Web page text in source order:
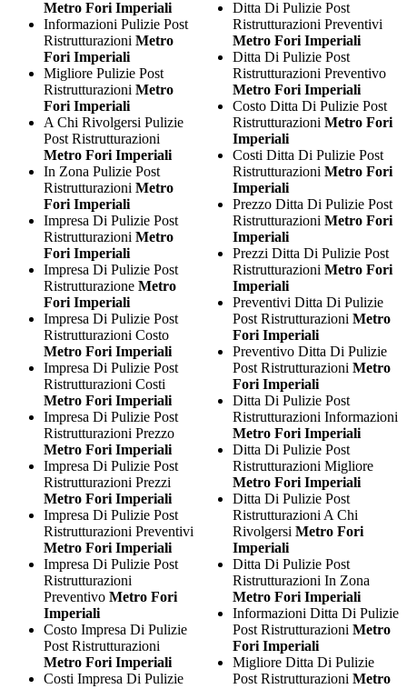
Metro Fori Imperiali
Informazioni Pulizie Post
Ristrutturazioni Metro
Fori Imperiali
Migliore Pulizie Post
Ristrutturazioni Metro
Fori Imperiali
A Chi Rivolgersi Pulizie
Post Ristrutturazioni
Metro Fori Imperiali
In Zona Pulizie Post
Ristrutturazioni Metro
Fori Imperiali
Impresa Di Pulizie Post
Ristrutturazioni Metro
Fori Imperiali
Impresa Di Pulizie Post
Ristrutturazione Metro
Fori Imperiali
Impresa Di Pulizie Post
Ristrutturazioni Costo
Metro Fori Imperiali
Impresa Di Pulizie Post
Ristrutturazioni Costi
Metro Fori Imperiali
Impresa Di Pulizie Post
Ristrutturazioni Prezzo
Metro Fori Imperiali
Impresa Di Pulizie Post
Ristrutturazioni Prezzi
Metro Fori Imperiali
Impresa Di Pulizie Post
Ristrutturazioni Preventivi
Metro Fori Imperiali
Impresa Di Pulizie Post
Ristrutturazioni
Preventivo Metro Fori
Imperiali
Costo Impresa Di Pulizie
Post Ristrutturazioni
Metro Fori Imperiali
Costi Impresa Di Pulizie
Ditta Di Pulizie Post
Ristrutturazioni Preventivi
Metro Fori Imperiali
Ditta Di Pulizie Post
Ristrutturazioni Preventivo
Metro Fori Imperiali
Costo Ditta Di Pulizie Post
Ristrutturazioni Metro Fori
Imperiali
Costi Ditta Di Pulizie Post
Ristrutturazioni Metro Fori
Imperiali
Prezzo Ditta Di Pulizie Post
Ristrutturazioni Metro Fori
Imperiali
Prezzi Ditta Di Pulizie Post
Ristrutturazioni Metro Fori
Imperiali
Preventivi Ditta Di Pulizie
Post Ristrutturazioni Metro
Fori Imperiali
Preventivo Ditta Di Pulizie
Post Ristrutturazioni Metro
Fori Imperiali
Ditta Di Pulizie Post
Ristrutturazioni Informazioni
Metro Fori Imperiali
Ditta Di Pulizie Post
Ristrutturazioni Migliore
Metro Fori Imperiali
Ditta Di Pulizie Post
Ristrutturazioni A Chi
Rivolgersi Metro Fori
Imperiali
Ditta Di Pulizie Post
Ristrutturazioni In Zona
Metro Fori Imperiali
Informazioni Ditta Di Pulizie
Post Ristrutturazioni Metro
Fori Imperiali
Migliore Ditta Di Pulizie
Post Ristrutturazioni Metro